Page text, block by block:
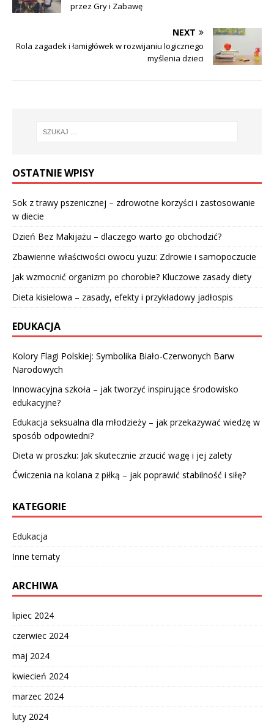
przez Gry i Zabawę
NEXT
Rola zagadek i łamigłówek w rozwijaniu logicznego
myślenia dzieci
OSTATNIE WPISY
Sok z trawy pszenicznej – zdrowotne korzyści i zastosowanie
w diecie
Dzień Bez Makijażu – dlaczego warto go obchodzić?
Zbawienne właściwości owocu yuzu: Zdrowie i samopoczucie
Jak wzmocnić organizm po chorobie? Kluczowe zasady diety
Dieta kisielowa – zasady, efekty i przykładowy jadłospis
EDUKACJA
Kolory Flagi Polskiej: Symbolika Biało-Czerwonych Barw
Narodowych
Innowacyjna szkoła – jak tworzyć inspirujące środowisko
edukacyjne?
Edukacja seksualna dla młodzieży – jak przekazywać wiedzę w
sposób odpowiedni?
Dieta w proszku: Jak skutecznie zrzucić wagę i jej zalety
Ćwiczenia na kolana z piłką – jak poprawić stabilność i siłę?
KATEGORIE
Edukacja
Inne tematy
ARCHIWA
lipiec 2024
czerwiec 2024
maj 2024
kwiecień 2024
marzec 2024
luty 2024